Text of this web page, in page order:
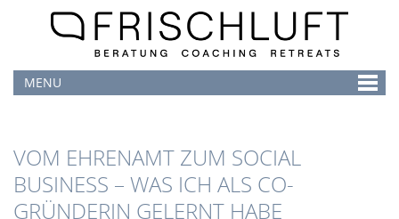
MENU
VOM EHRENAMT ZUM SOCIAL
BUSINESS – WAS ICH ALS CO-
GRÜNDERIN GELERNT HABE